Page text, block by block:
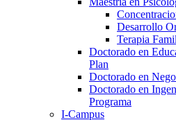
Desarrollo
Terapia
Doctorado en
Plan
Doctorado en
Doctorado en
Programa
I-Campus